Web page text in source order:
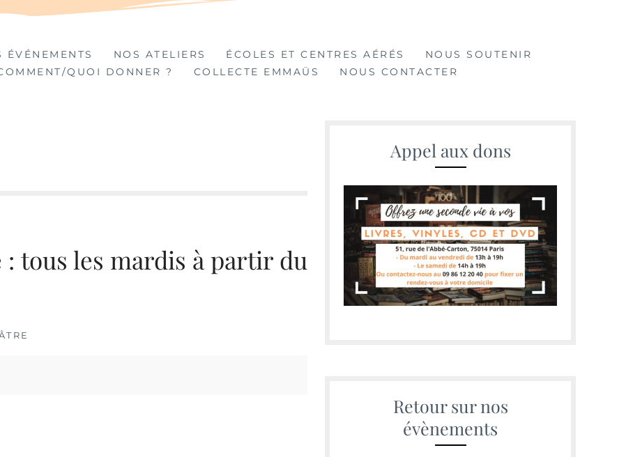
ÉVÉNEMENTS NOS ATELIERS ÉCOLES ET CENTRES AÉRÉS
NOUS SOUTENIR
QUOI DONNER ? COLLECTE EMMAÜS NOUS CONTACTER
tous les mardis à partir du
Appel aux dons
Retour sur nos
évènements